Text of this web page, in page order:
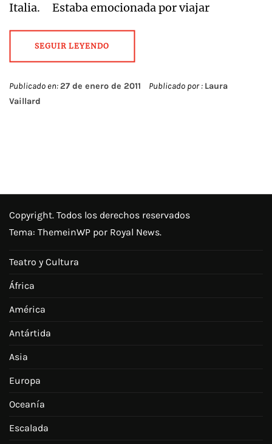
Italia. Estaba emocionada por viajar
SEGUIR LEYENDO
Publicado en:27 de enero de 2011 Publicado por : Laura
Vaillard
Copyright. Todos los derechos reservados
Tema: ThemeinWP por Royal News.
Teatro y Cultura
África
América
Antártida
Asia
Europa
Oceanía
Escalada